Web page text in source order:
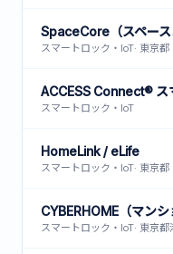
SpaceCore（スペース
スマートロック・IoT· 東京都
ACCESS Connect® ス
スマートロック・IoT
HomeLink / eLife
スマートロック・IoT· 東京都
スマートロック・IoT· 東京都